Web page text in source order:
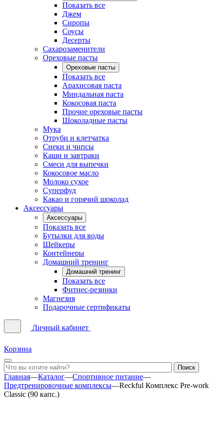
Показать все
Джем
Сиропы
Соусы
Десерты
Сахарозаменители
Ореховые пасты
Ореховые пасты
Показать все
Арахисовая паста
Миндальная паста
Кокосовая паста
Прочие ореховые пасты
Шоколадные пасты
Мука
Отруби и клетчатка
Снеки и чипсы
Каши и завтраки
Смеси для выпечки
Кокосовое масло
Молоко сухое
Суперфуд
Какао и горячий шоколад
Аксессуары
Аксессуары
Показать все
Бутылки для воды
Шейкеры
Контейнеры
Домашний тренинг
Домашний тренинг
Показать все
Фитнес-резинки
Магнезия
Подарочные сертификаты
Личный кабинет
Корзина
Главная—Каталог—Спортивное питание—
Предтренировочные комплексы—Reckful Комплекс Pre-work
Classic (90 капс.)